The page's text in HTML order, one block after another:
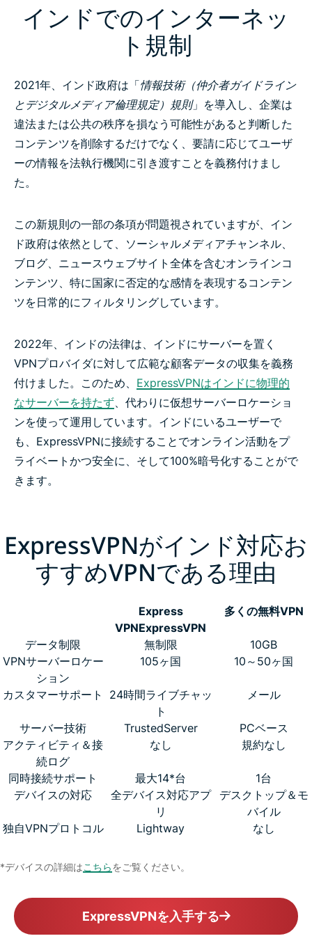
インドでのインターネッ
ト規制
2021年、インド政府は「情報技術（仲介者ガイドライン
とデジタルメディア倫理規定）規則」を導入し、企業は
違法または公共の秩序を損なう可能性があると判断した
コンテンツを削除するだけでなく、要請に応じてユーザ
ーの情報を法執行機関に引き渡すことを義務付けまし
た。
この新規則の一部の条項が問題視されていますが、イン
ド政府は依然として、ソーシャルメディアチャンネル、
ブログ、ニュースウェブサイト全体を含むオンラインコ
ンテンツ、特に国家に否定的な感情を表現するコンテン
ツを日常的にフィルタリングしています。
2022年、インドの法律は、インドにサーバーを置く
VPNプロバイダに対して広範な顧客データの収集を義務
付けました。このため、 ExpressVPNはインドに物理的
なサーバーを持たず 、代わりに仮想サーバーロケーショ
ンを使って運用しています。インドにいるユーザーで
も、ExpressVPNに接続することでオンライン活動をプ
ライベートかつ安全に、そして100%暗号化することがで
きます。
ExpressVPNがインド対応お
すすめVPNである理由
Express
VPNExpressVPN
多くの無料VPN
データ制限 無制限
10GB
VPNサーバーロケー
ション
105ヶ国 10～50ヶ国
カスタマーサポート
24時間ライブチャッ
ト
メール
サーバー技術 TrustedServer
PCベース
アクティビティ＆接
続ログ
なし 規約なし
同時接続サポート 最大14*台
1台
デバイスの対応
全デバイス対応アプ
リ
デスクトップ＆モ
バイル
独自VPNプロトコル
Lightway なし
*デバイスの詳細はこちらをご覧ください。
ExpressVPNを入手する